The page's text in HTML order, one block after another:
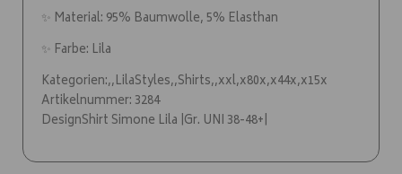
✨ Material: 95% Baumwolle, 5% Elasthan
✨ Farbe: Lila
Kategorien:,,LilaStyles,,Shirts,,xxl,x80x,x44x,x15x
Artikelnummer: 3284
DesignShirt Simone Lila |Gr. UNI 38-48+|